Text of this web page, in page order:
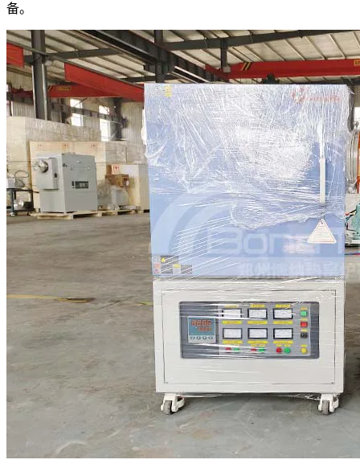
备。